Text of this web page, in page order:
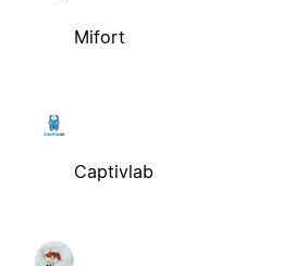
Mifort
Captivlab